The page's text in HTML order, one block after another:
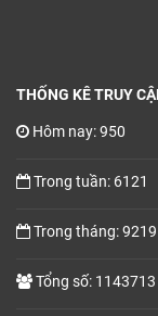
THỐNG KÊ TRUY
Hôm nay: 950
Trong tuần: 6121
Trong tháng: 9219
Tổng số: 1143713